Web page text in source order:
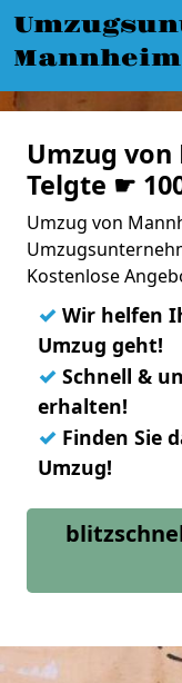
Mannheim
Umzug
Telgte ☛
Umzug von
Kostenlose
✓ Wir helfen
Umzug geht!
✓ Schnell &
erhalten!
✓ Finden Sie
Umzug!